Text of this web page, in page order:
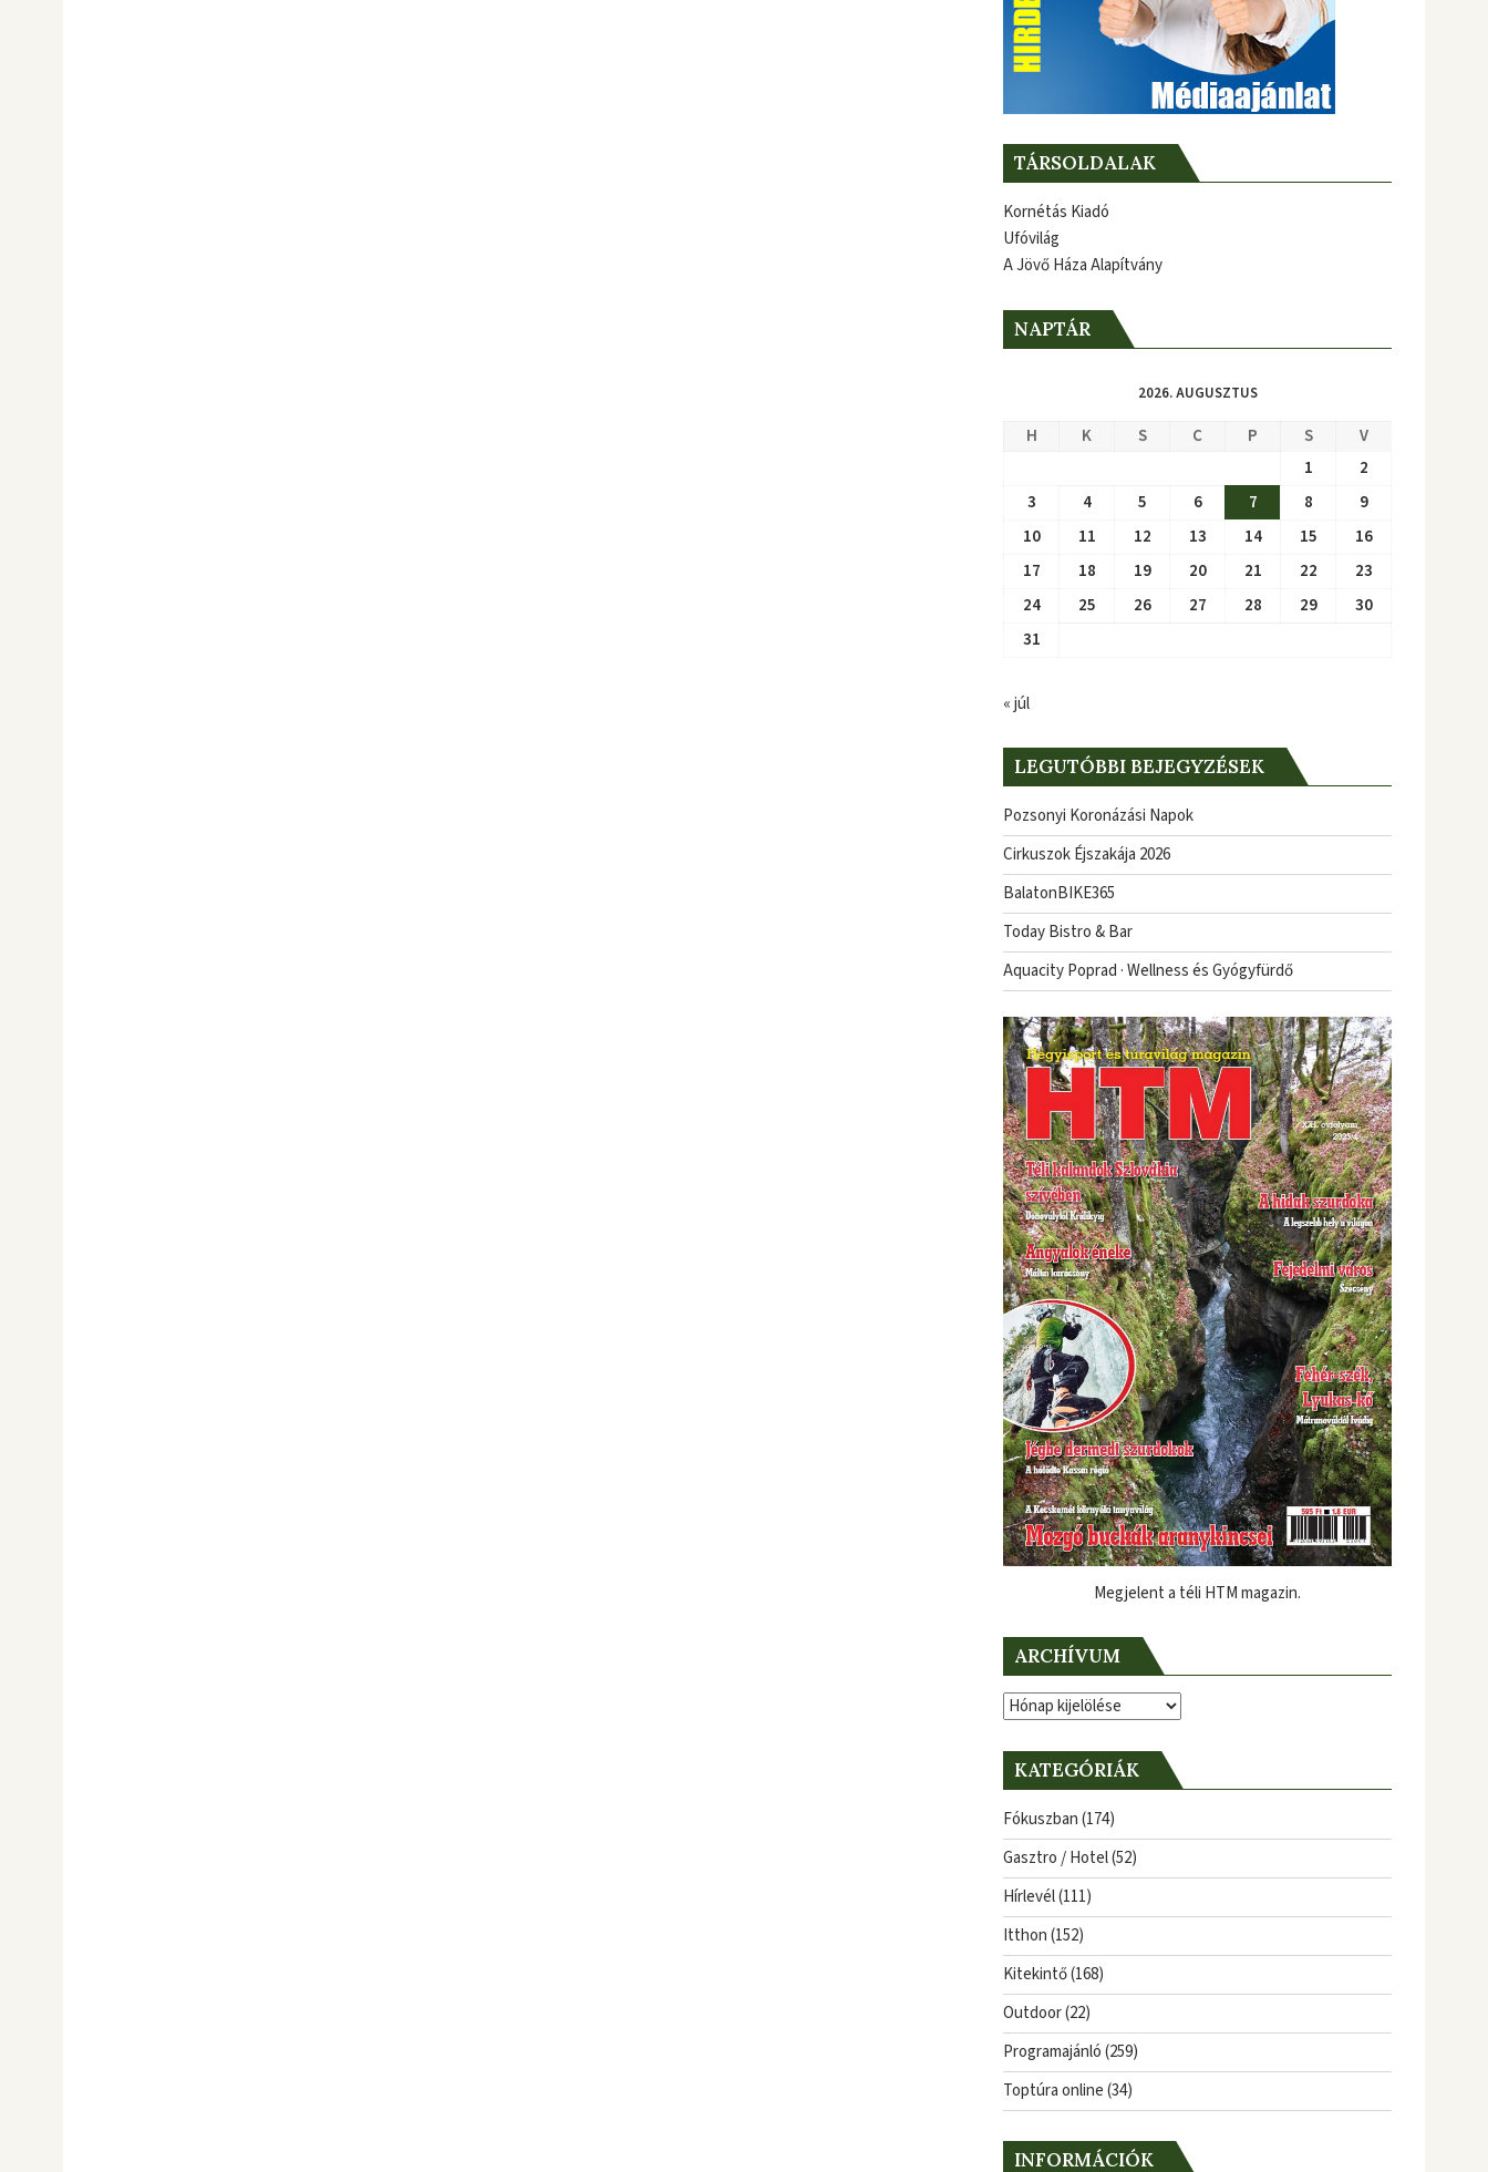
TÁRSOLDALAK
Kornétás Kiadó
Ufóvilág
A Jövő Háza Alapítvány
NAPTÁR
2026. AUGUSZTUS
H K S C P S
V
1
2
3
4 5 6 7 8
9
10
11 12 13 14 15
16
17
18 19 20 21 22
23
24
25 26 27 28 29
30
31
« júl
LEGUTÓBBI BEJEGYZÉSEK
Pozsonyi Koronázási Napok
Cirkuszok Éjszakája 2026
BalatonBIKE365
Today Bistro & Bar
Aquacity Poprad · Wellness és Gyógyfürdő
Megjelent a téli HTM magazin.
ARCHÍVUM
Archívum
KATEGÓRIÁK
Fókuszban(174)
Gasztro / Hotel(52)
Hírlevél(111)
Itthon(152)
Kitekintő(168)
Outdoor(22)
Programajánló(259)
Toptúra online(34)
INFORMÁCIÓK